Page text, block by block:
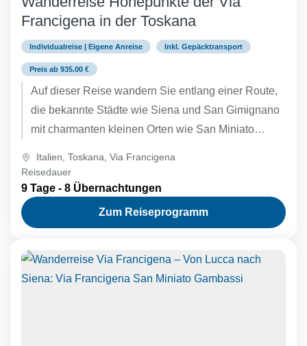
Francigena in der Toskana
Individualreise | Eigene Anreise Inkl. Gepäcktransport
Preis ab 935.00 €
Auf dieser Reise wandern Sie entlang einer Route,
die bekannte Städte wie Siena und San Gimignano
mit charmanten kleinen Orten wie San Miniato
Italien, Toskana, Via Francigena
Reisedauer
9 Tage - 8 Übernachtungen
Zum Reiseprogramm